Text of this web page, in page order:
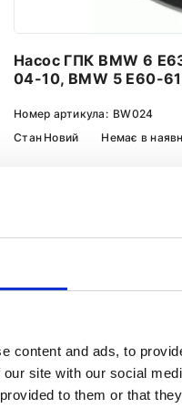
content and ads, to
site with our social
to them or that
Насос ГПК BMW 6
04-10, BMW 5 E60-
Номер артикула: BW024
Стан Новий Немає в